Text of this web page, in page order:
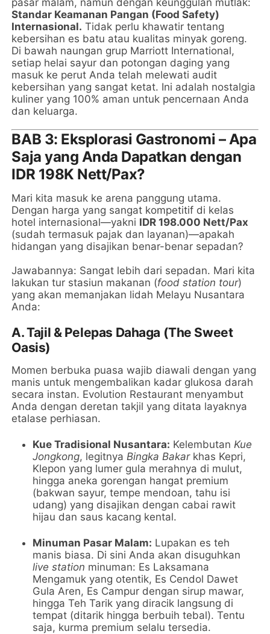
Standar Keamanan Pangan (Food Safety)
Internasional. Tidak perlu khawatir tentang
kebersihan es batu atau kualitas minyak goreng.
Di bawah naungan grup Marriott International,
setiap helai sayur dan potongan daging yang
masuk ke perut Anda telah melewati audit
kebersihan yang sangat ketat. Ini adalah nostalgia
kuliner yang 100% aman untuk pencernaan Anda
dan keluarga.
BAB 3: Eksplorasi Gastronomi – Apa
Saja yang Anda Dapatkan dengan
IDR 198K Nett/Pax?
Mari kita masuk ke arena panggung utama.
Dengan harga yang sangat kompetitif di kelas
hotel internasional—yakni IDR 198.000 Nett/Pax
(sudah termasuk pajak dan layanan)—apakah
hidangan yang disajikan benar-benar sepadan?
Jawabannya: Sangat lebih dari sepadan. Mari kita
lakukan tur stasiun makanan (food station tour)
yang akan memanjakan lidah Melayu Nusantara
Anda:
A. Tajil & Pelepas Dahaga (The Sweet
Oasis)
Momen berbuka puasa wajib diawali dengan yang
manis untuk mengembalikan kadar glukosa darah
secara instan. Evolution Restaurant menyambut
Anda dengan deretan takjil yang ditata layaknya
etalase perhiasan.
Kue Tradisional Nusantara: Kelembutan Kue
Jongkong, legitnya Bingka Bakarkhas Kepri,
Klepon yang lumer gula merahnya di mulut,
hingga aneka gorengan hangat premium
(bakwan sayur, tempe mendoan, tahu isi
udang) yang disajikan dengan cabai rawit
hijau dan saus kacang kental.
Minuman Pasar Malam: Lupakan es teh
manis biasa. Di sini Anda akan disuguhkan
live station minuman: Es Laksamana
Mengamuk yang otentik, Es Cendol Dawet
Gula Aren, Es Campur dengan sirup mawar,
hingga Teh Tarik yang diracik langsung di
tempat (ditarik hingga berbuih tebal). Tentu
saja, kurma premium selalu tersedia.